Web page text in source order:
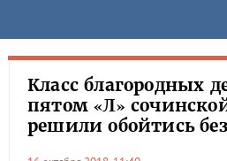
Класс благородных
пятом «Л»
решили обойтись